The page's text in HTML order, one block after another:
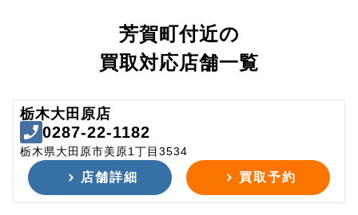
芳賀町付近の
買取対応店舗一覧
栃木大田原店
0287-22-1182
栃木県大田原市美原1丁目3534
店舗詳細 買取予約